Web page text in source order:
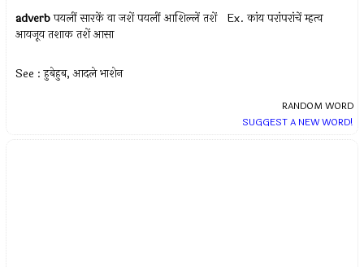
adverb पयलीं सारकें वा जशें पयलीं आशिल्लें तशें Ex.कांय परांपरांचें म्हत्व
आयजूय तशाक तशें आसा
See : हुबेहुब, आदले भाशेन
RANDOM WORD
SUGGEST A NEW WORD!